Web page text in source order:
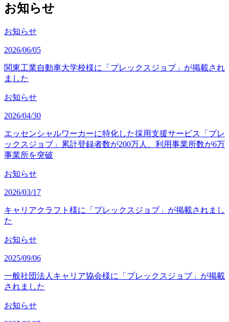
お知らせ
お知らせ
2026/06/05
関東工業自動車大学校様に「プレックスジョブ」が掲載され
ました
お知らせ
2026/04/30
エッセンシャルワーカーに特化した採用支援サービス「プレ
ックスジョブ」累計登録者数が200万人、利用事業所数が6万
事業所を突破
お知らせ
2026/03/17
キャリアクラフト様に「プレックスジョブ」が掲載されまし
た
お知らせ
2025/09/06
一般社団法人キャリア協会様に「プレックスジョブ」が掲載
されました
お知らせ